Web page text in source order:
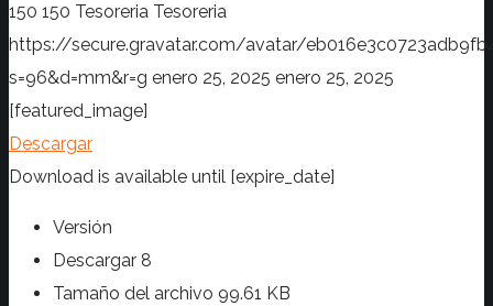
150 150 Tesoreria Tesoreria
https://secure.gravatar.com/avatar/
s=96&d=mm&r=g enero 25, 2025 enero 25, 2025
[featured_image]
Descargar
Download is available until [expire_date]
Versión
Descargar 8
Tamaño del archivo 99.61 KB